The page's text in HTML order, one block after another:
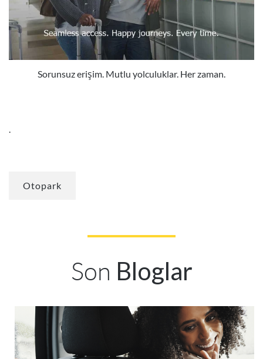
Sorunsuz erişim. Mutlu yolculuklar. Her zaman.
.
Otopark
Son Bloglar